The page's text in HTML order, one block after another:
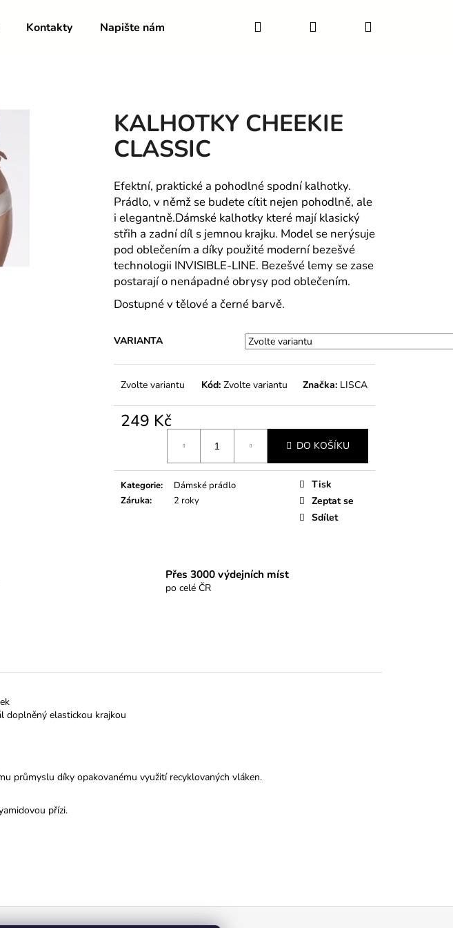
Kontakty Napište nám Velikostní tabulka Blog
Hledat PřihlášeníNákupní
KALHOTKY CHEEKIE
CLASSIC
Efektní, praktické a pohodlné spodní kalhotky.
Prádlo, v němž se budete cítit nejen pohodlně, ale
i elegantně.Dámské kalhotky které mají klasický
střih a zadní díl s jemnou krajku. Model se nerýsuje
pod oblečením a díky použité moderní bezešvé
technologii INVISIBLE-LINE. Bezešvé lemy se zase
postarají o nenápadné obrysy pod oblečením.
Dostupné v tělové a černé barvě.
VARIANTA
Zvolte variantu Kód: Zvolte variantu Značka: LISCA
249 Kč
DO KOŠÍKU
Kategorie:
Dámské prádlo
Záruka: 2 roky
Tisk
Zeptat se
Sdílet
Přes 3000 výdejních míst
po celé ČR
doplněný elastickou krajkou
průmyslu díky opakovanému využití recyklovaných vláken.
přízi.
Následující
PLAVKOVÁ PODPRSENKA SEA